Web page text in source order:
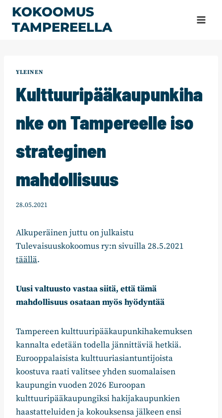
Siirry
sisältöön
KOKOOMUS
TAMPEREELLA
YLEINEN
Kulttuuripääkaupunkiha
nke on Tampereelle iso
strateginen
mahdollisuus
28.05.2021
Alkuperäinen juttu on julkaistu
Tulevaisuuskokoomus ry:n sivuilla 28.5.2021
täällä.
Uusi valtuusto vastaa siitä, että tämä
mahdollisuus osataan myös hyödyntää
Tampereen kulttuuripääkaupunkihakemuksen
kannalta edetään todella jännittäviä hetkiä.
Eurooppalaisista kulttuuriasiantuntijoista
koostuva raati valitsee yhden suomalaisen
kaupungin vuoden 2026 Euroopan
kulttuuripääkaupungiksi hakijakaupunkien
haastatteluiden ja kokouksensa jälkeen ensi